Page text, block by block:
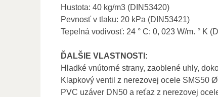
Hustota: 40 kg/m3 (DIN53420)
Pevnosť v tlaku: 20 kPa (DIN53421)
Tepelná vodivosť: 24 ° C: 0, 023 W/m. ° K
ĎALŠIE VLASTNOSTI:
Hladké vnútorné strany, zaoblené uhly,
Klapkový ventil z nerezovej ocele SMS50
PVC uzáver DN50 a reťaz z nerezovej